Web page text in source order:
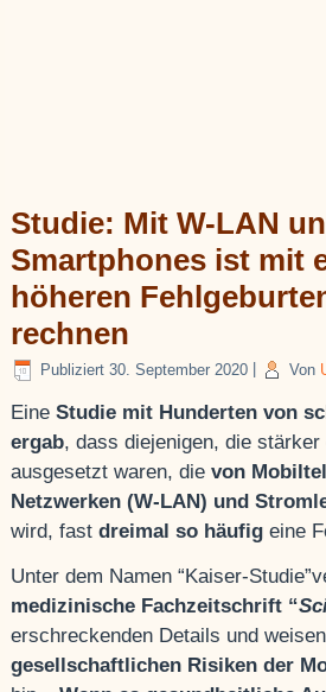
Studie: Mit W-LAN
Smartphones ist mit
höheren
rechnen
Publiziert 30. September 2020 Von
EineStudie mit Hunderten von
ergab, dass diejenigen, die stärker
ausgesetzt waren, dievon
Netzwerken (W-LAN) und
wird, fastdreimal so häufig eine
Unter dem Namen “Kaiser-
medizinische Fachzeitschrift “
erschreckenden Details und
gesellschaftlichen Risiken der